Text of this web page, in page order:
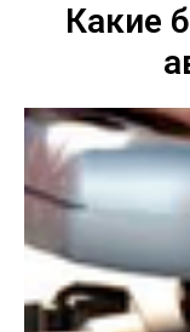
Какие